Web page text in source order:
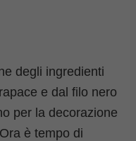
degli ingredienti
e dal filo nero
per la decorazione
è tempo di